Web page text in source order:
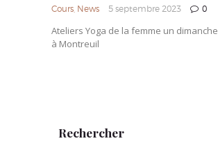
Cours News 5 septembre 2023 0
Ateliers Yoga de la femme un
à Montreuil
Rechercher